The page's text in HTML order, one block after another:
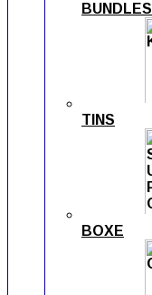
BUNDLES
TINS
BOXE